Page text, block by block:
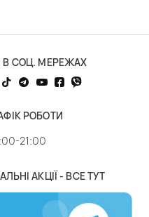
В СОЦ. МЕРЕЖАХ
РОБОТИ
21:00
АКЦІЇ - ВСЕ ТУТ